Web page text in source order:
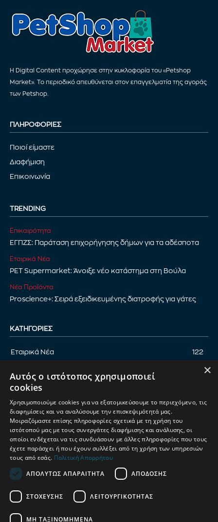
Η Digital Content προχώρησε στην κυκλοφορία του «Petshop
Market». Το περιοδικό απευθύνεται στον επαγγελματία της αγοράς
των Petshop.
ΠΛΗΡΟΦΟΡΙΕΣ
Ποιοί είμαστε
Διαφήμιση
Επικοινωνία
TRENDING
Επικαιρότητα
ΕΓΠΖΣ: Παράταση επιχορήγησης δήμων για τα αδέσποτα
Εταιρικά Νέα
PET Supermarket: Άνοιξε νέο κατάστημα στη Βούλα
Νέα Προϊόντα
Proscience+: Σειρά εξειδικευμένης διατροφής για γάτες
ΚΑΤΗΓΟΡΊΕΣ
Εταιρικά Νέα 122
Αφιέρωμα
Νέα Προϊόντα
Παρουσίαση προϊόντων
Έρευνα 71
ΟΡΟΙ ΧΡΗΣΗΣ
×
Αυτός ο ιστότοπος χρησιμοποιεί
cookies
Χρησιμοποιούμε cookies για να εξατομικεύσουμε το περιεχόμενο, τις
διαφημίσεις και να αναλύσουμε την επισκεψιμότητά μας.
Μοιραζόμαστε επίσης πληροφορίες σχετικά με τη χρήση του
ιστότοπού μας με τους συνεργάτες διαφήμισης και ανάλυσης, οι
οποίοι ενδέχεται να τις συνδυάσουν με άλλες πληροφορίες που τους
έχετε παράσχει ή που έχουν συλλέξει από τη χρήση των υπηρεσιών
τους από εσάς. Πολιτική Απορρήτου
ΑΠΟΛΎΤΩΣ ΑΠΑΡΑΊΤΗΤΑ
ΑΠΌΔΟΣΗΣ
ΣΤΌΧΕΥΣΗΣ ΛΕΙΤΟΥΡΓΙΚΌΤΗΤΑΣ
ΜΗ ΤΑΞΙΝΟΜΗΜΈΝΑ